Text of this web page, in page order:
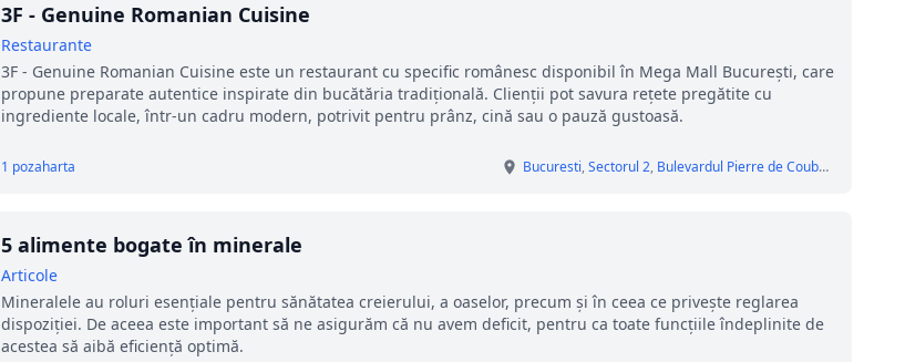
3F - Genuine Romanian Cuisine
Restaurante
3F - Genuine Romanian Cuisine este un restaurant cu specific românesc disponibil în Mega Mall București, care
propune preparate autentice inspirate din bucătăria tradițională. Clienții pot savura rețete pregătite cu
ingrediente locale, într-un cadru modern, potrivit pentru prânz, cină sau o pauză gustoasă.
1 pozaharta Bucuresti,Sectorul 2, Bulevardul Pierre de Coubertin
5 alimente bogate în minerale
Articole
Mineralele au roluri esențiale pentru sănătatea creierului, a oaselor, precum și în ceea ce privește reglarea
dispoziției. De aceea este important să ne asigurăm că nu avem deficit, pentru ca toate funcțiile îndeplinite de
acestea să aibă eficiență optimă.